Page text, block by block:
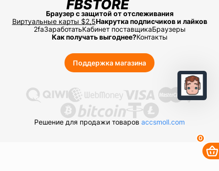
Браузер с защитой от отслеживания
Виртуальные карты $2,5Накрутка подписчиков и лайков
2faЗаработатьКабинет поставщикаБраузеры
Как получать выгоднее?Контакты
Поддержка магазина
Решение для продажи товаров accsmoll.com
0